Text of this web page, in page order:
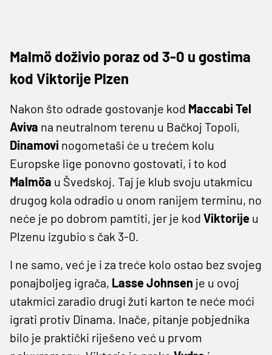
Malmö doživio poraz od 3-0 u gostima
kod Viktorije Plzen
Nakon što odrade gostovanje kod Maccabi Tel
Aviva na neutralnom terenu u Bačkoj Topoli,
Dinamovi nogometaši će u trećem kolu
Europske lige ponovno gostovati, i to kod
Malmöa u Švedskoj. Taj je klub svoju utakmicu
drugog kola odradio u onom ranijem terminu, no
neće je po dobrom pamtiti, jer je kod Viktorije u
Plzenu izgubio s čak 3-0.
I ne samo, već je i za treće kolo ostao bez svojeg
ponajboljeg igrača, Lasse Johnsen je u ovoj
utakmici zaradio drugi žuti karton te neće moći
igrati protiv Dinama. Inače, pitanje pobjednika
bilo je praktički riješeno već u prvom